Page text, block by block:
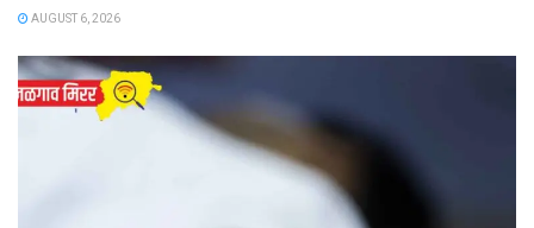
AUGUST 6, 2026